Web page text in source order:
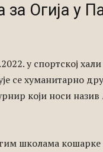
за Огија у
у спортској
се хуманитарно
који носи назив
школама кошарке